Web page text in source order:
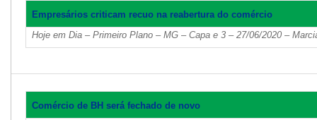
Empresários criticam recuo na reabertura do comércio
Hoje em Dia – Primeiro Plano – MG – Capa e 3 – 27/06/2020 –
Comércio de BH será fechado de novo